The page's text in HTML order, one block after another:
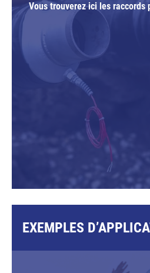
Vous trouverez ici les raccords
EXEMPLES